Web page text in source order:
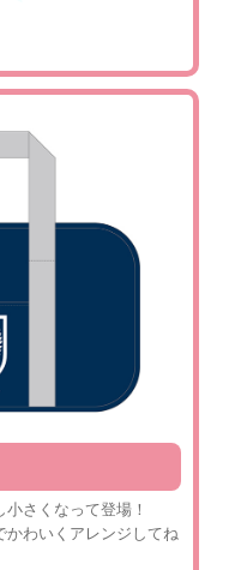
さくなって登場！
わいくアレンジしてね